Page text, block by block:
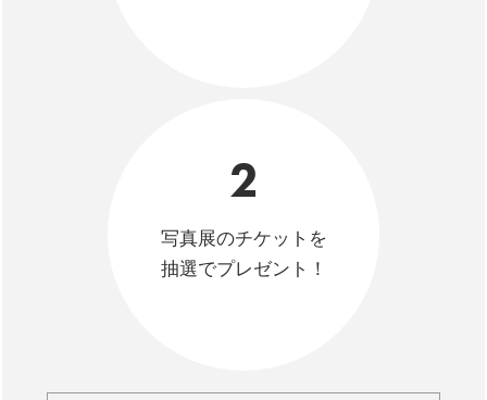
2
写真展のチケットを
抽選でプレゼント！